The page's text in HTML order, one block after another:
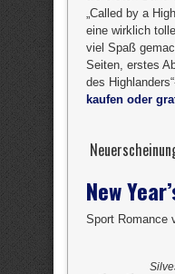
„Called by a
eine wirklich
viel Spaß
Seiten, erstes
des
kaufen oder
New
Sport Romance